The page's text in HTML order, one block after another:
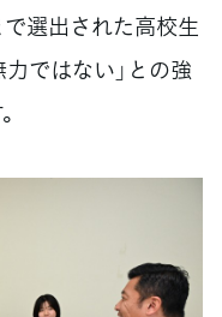
選出された高校生
ではない」との強